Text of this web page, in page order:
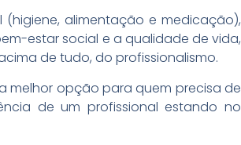
alimentação e medicação),
estar social e a qualidade de vida,
de tudo, do profissionalismo.
melhor opção para quem precisa de
de um profissional estando no